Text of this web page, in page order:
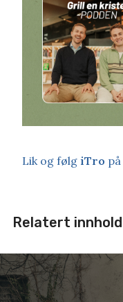
Lik og følg iTro på
Relatert innhold